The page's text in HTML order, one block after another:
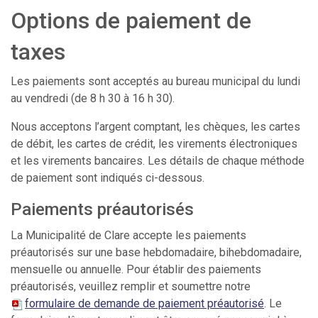
Options de paiement de
taxes
Les paiements sont acceptés au bureau municipal du lundi
au vendredi (de 8 h 30 à 16 h 30).
Nous acceptons l’argent comptant, les chèques, les cartes
de débit, les cartes de crédit, les virements électroniques
et les virements bancaires. Les détails de chaque méthode
de paiement sont indiqués ci-dessous.
Paiements préautorisés
La Municipalité de Clare accepte les paiements
préautorisés sur une base hebdomadaire, bihebdomadaire,
mensuelle ou annuelle. Pour établir des paiements
préautorisés, veuillez remplir et soumettre notre
formulaire de demande de paiement préautorisé. Le